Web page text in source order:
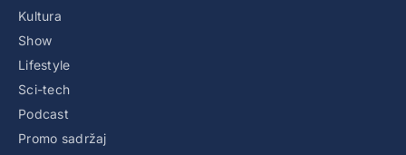
Kultura
Show
Lifestyle
Sci-tech
Podcast
Promo sadržaj